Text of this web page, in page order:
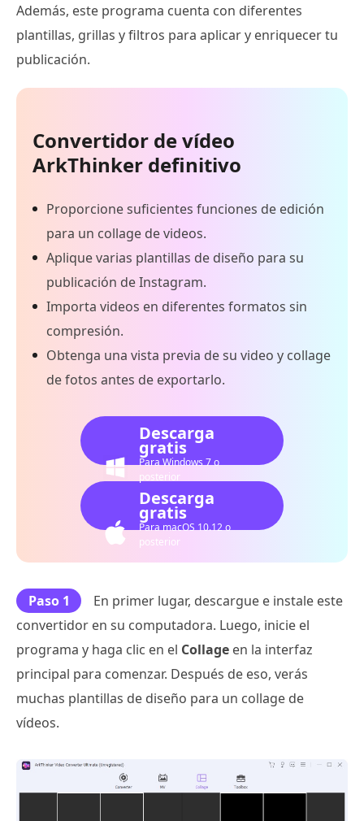
Además, este programa cuenta con diferentes
plantillas, grillas y filtros para aplicar y enriquecer tu
publicación.
Convertidor de vídeo
ArkThinker definitivo
Proporcione suficientes funciones de edición
para un collage de videos.
Aplique varias plantillas de diseño para su
publicación de Instagram.
Importa videos en diferentes formatos sin
compresión.
Obtenga una vista previa de su video y collage
de fotos antes de exportarlo.
Descarga
gratis
Para Windows 7 o
posterior
Descarga
gratis
Para macOS 10.12 o
posterior
Paso 1
En primer lugar, descargue e instale este
convertidor en su computadora. Luego, inicie el
programa y haga clic en el Collage en la interfaz
principal para comenzar. Después de eso, verás
muchas plantillas de diseño para un collage de
vídeos.